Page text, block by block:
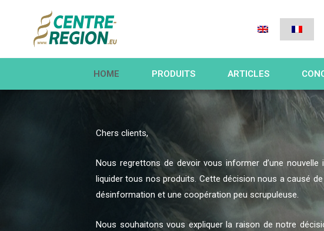
HOME PRODUITS ARTICLES
Chers clients,
Nous regrettons de devoir vous informer d’une
liquider tous nos produits. Cette décision nous a causé
désinformation et une coopération peu scrupuleuse.
Nous souhaitons vous expliquer la raison de notre